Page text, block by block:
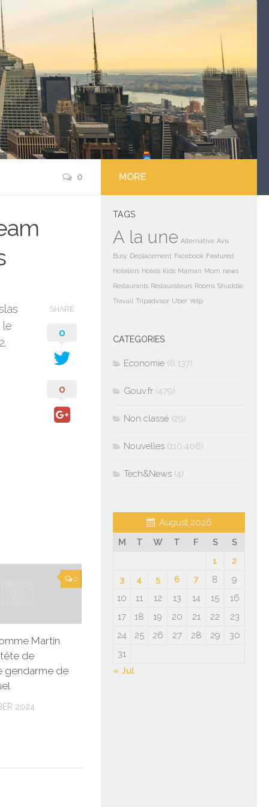
0
le
SHARE
0
0
0
Martin
de
gendarme de
2024
MORE
TAGS
A la une Alternative Avis
Busy Deplacement Facebook Featured
Hoteliers Hotels Kids Maman Mom news
Restaurants Restaurateurs Rooms Shuddle
Travail Tripadvisor Uber Yelp
CATEGORIES
Economie (6,137)
Gouv.fr (479)
Non classé (29)
Nouvelles (110,406)
Tech&News (4)
August 2026
M
T W T F S
S
1
2
3
4 5 6 7 8
9
10
11 12 13 14 15
16
17
18 19 20 21 22
23
24
25 26 27 28 29
30
31
« Jul